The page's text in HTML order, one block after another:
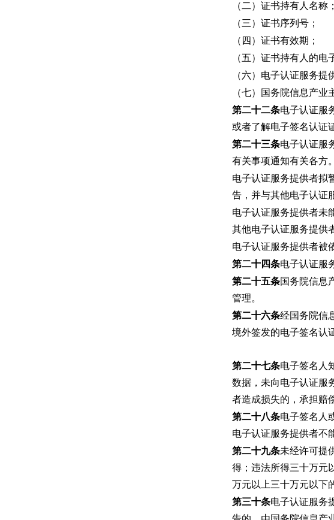
（二）证书持有人名称；
（三）证书序列号；
（四）证书有效期；
（五）证书持有人的电
（六）电子认证服务提
（七）国务院信息产业
第二十二条电子认证服
或者了解电子签名认证
第二十三条电子认证服
有关事项通知有关各方。
电子认证服务提供者拟
告，并与其他电子认证
电子认证服务提供者未
其他电子认证服务提供
电子认证服务提供者被
第二十四条电子认证服
第二十五条国务院信息
管理。
第二十六条经国务院信
境外签发的电子签名认
第二十七条电子签名人
数据，未向电子认证服
者造成损失的，承担赔
第二十八条电子签名人
电子认证服务提供者不
第二十九条未经许可提
得；违法所得三十万元
万元以上三十万元以下
第三十条电子认证服务